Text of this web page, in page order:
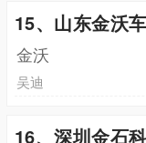
15、山东金沃
金沃
吴迪
16、深圳金石